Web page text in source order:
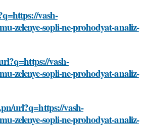
vash-
zelenye-sopli-ne-prohodyat-analiz-
vash-
zelenye-sopli-ne-prohodyat-analiz-
url?q=https://vash-
zelenye-sopli-ne-prohodyat-analiz-